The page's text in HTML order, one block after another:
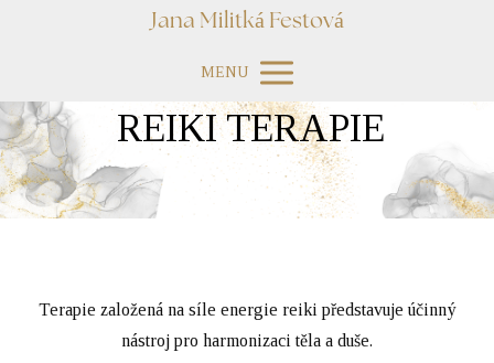
Jana Militká Festová
MENU
REIKI TERAPIE
Terapie založená na síle energie reiki představuje účinný
nástroj pro harmonizaci těla a duše.